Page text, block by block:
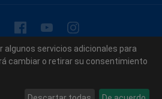
del Senado de la República
los derechos reservados.
algunos servicios adicionales para
cambiar o retirar su consentimiento